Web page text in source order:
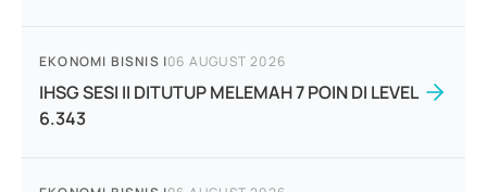
EKONOMI BISNIS |06 AUGUST 2026
IHSG SESI II DITUTUP MELEMAH 7 POIN DI LEVEL
6.343